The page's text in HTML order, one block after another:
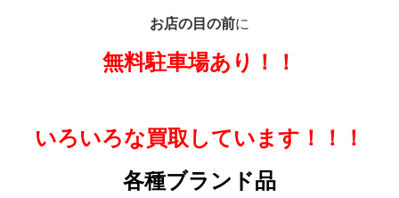
お店の目の前に
無料駐車場あり ！！
いろいろな買取しています！！！
各種ブランド品